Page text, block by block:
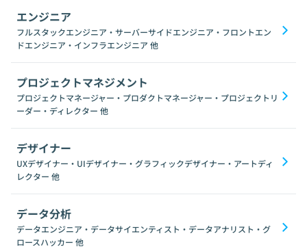
エンジニア
フルスタックエンジニア・サーバーサイドエンジニア・フロントエン
ドエンジニア・インフラエンジニア 他
プロジェクトマネジメント
プロジェクトマネージャー・プロダクトマネージャー・プロジェクトリ
ーダー・ディレクター 他
デザイナー
UXデザイナー・UIデザイナー・グラフィックデザイナー・アートディ
レクター 他
データ分析
データエンジニア・データサイエンティスト・データアナリスト・グ
ロースハッカー 他